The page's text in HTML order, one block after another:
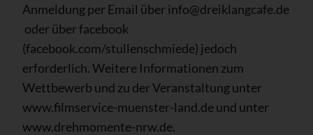
Anmeldung per Email über info@dreiklangcafe.de
oder über facebook
(facebook.com/stullenschmiede) jedoch
erforderlich. Weitere Informationen zum
Wettbewerb und zu der Veranstaltung unter
www.filmservice-muenster-land.de und unter
www.drehmomente-nrw.de.